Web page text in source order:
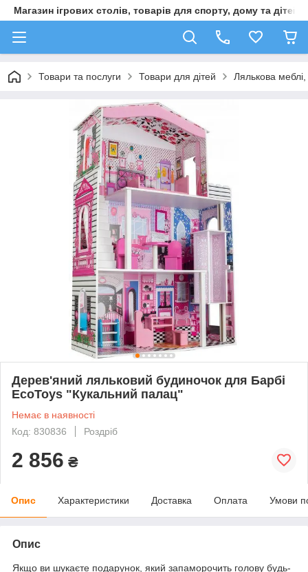
Магазин ігрових столів, товарів для спорту, дому та дітей
Товари та послуги Товари для дітей Лялькова
Дерев'яний ляльковий будиночок для Барбі
EcoToys "Кукальний палац"
Немає в наявності
Код: 830836
Роздріб
2 856 ₴
Опис Характеристики Доставка Оплата Умови
Опис
Якщо ви шукаєте подарунок, який запаморочить голову будь-